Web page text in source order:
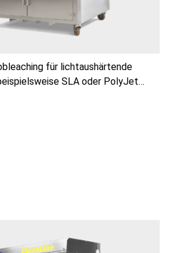
für lichtaushärtende
SLA oder PolyJet